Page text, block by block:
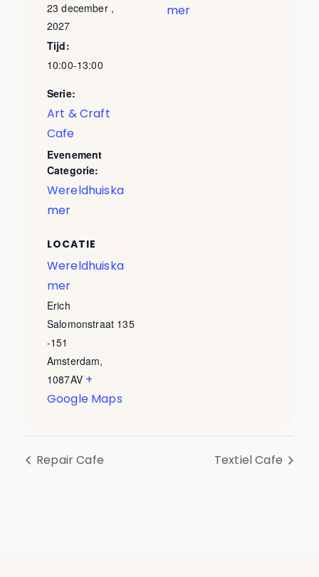
23 december ,
2027
Tijd:
10:00-13:00
Serie:
Art & Craft
Cafe
Evenement
Categorie:
Wereldhuiska
mer
LOCATIE
Wereldhuiska
mer
Erich
Salomonstraat 135
-151
Amsterdam,
1087AV +
Google Maps
mer
Repair Cafe Textiel Cafe